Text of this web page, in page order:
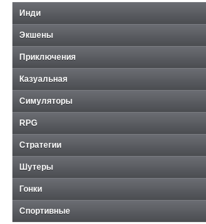
Инди
Экшены
Приключения
Казуальная
Симуляторы
RPG
Стратегии
Шутеры
Гонки
Спортивные